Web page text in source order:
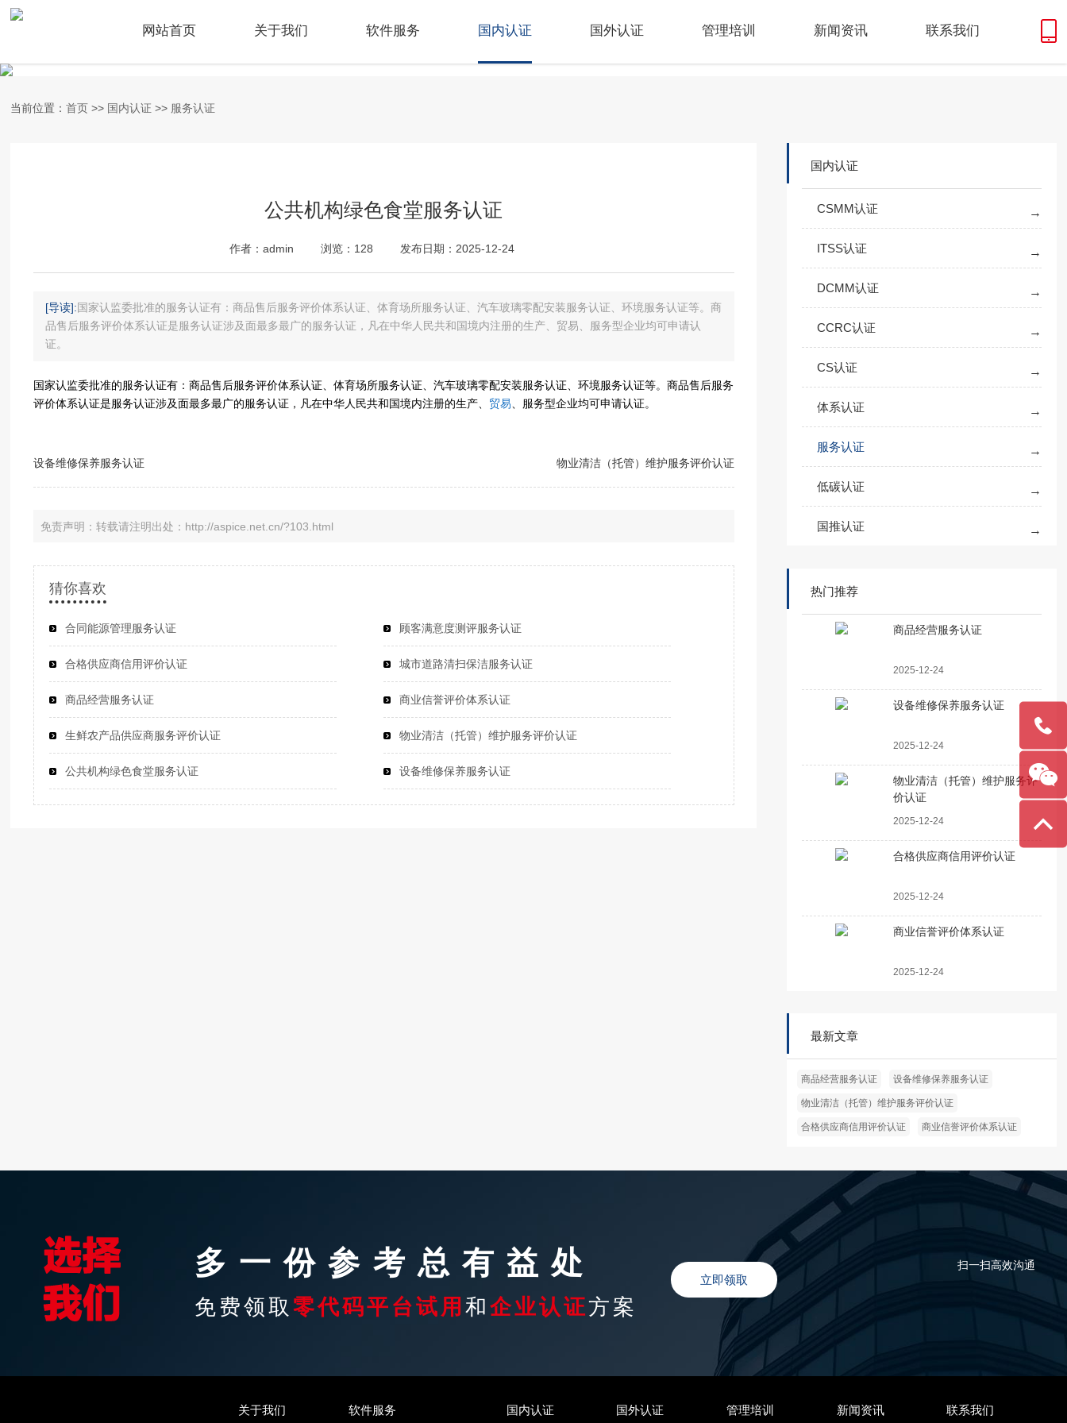
网站首页 关于我们 软件服务 国内认证 国外认证 管理培训 新闻资讯 联系我们
当前位置： 首页 >> 国内认证 >> 服务认证
国内认证
CSMM认证
ITSS认证
DCMM认证
CCRC认证
CS认证
体系认证
服务认证
低碳认证
国推认证
热门推荐
商品经营服务认证
2025-12-24
设备维修保养服务认证
2025-12-24
物业清洁（托管）维护服务评
价认证
2025-12-24
合格供应商信用评价认证
2025-12-24
商业信誉评价体系认证
2025-12-24
最新文章
商品经营服务认证 设备维修保养服务认证
物业清洁（托管）维护服务评价认证
合格供应商信用评价认证 商业信誉评价体系认证
公共机构绿色食堂服务认证
作者：admin 浏览：128 发布日期：2025-12-24
[导读]:国家认监委批准的服务认证有：商品售后服务评价体系认证、体育场所服务认证、汽车玻璃零配安装服务认证、环境服务认证等。商
品售后服务评价体系认证是服务认证涉及面最多最广的服务认证，凡在中华人民共和国境内注册的生产、贸易、服务型企业均可申请认
证。
国家认监委批准的服务认证有：商品售后服务评价体系认证、体育场所服务认证、汽车玻璃零配安装服务认证、环境服务认证等。商品售后服务
评价体系认证是服务认证涉及面最多最广的服务认证，凡在中华人民共和国境内注册的生产、 贸易 、服务型企业均可申请认证。
设备维修保养服务认证 物业清洁（托管）维护服务评价认证
免责声明：转载请注明出处：http://aspice.net.cn/?103.html
猜你喜欢
合同能源管理服务认证 顾客满意度测评服务认证
合格供应商信用评价认证 城市道路清扫保洁服务认证
商品经营服务认证 商业信誉评价体系认证
生鲜农产品供应商服务评价认证 物业清洁（托管）维护服务评价认证
公共机构绿色食堂服务认证 设备维修保养服务认证
扫一扫高效沟通
多一份参考总有益处
免费领取 零代码平台试用 和 企业认证方案
立即领取
关于我们 软件服务 国内认证 国外认证 管理培训 新闻资讯 联系我们